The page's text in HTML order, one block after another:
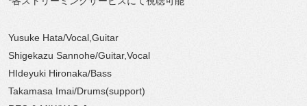
Yusuke Hata/Vocal,Guitar
Shigekazu Sannohe/Guitar,Vocal
HIdeyuki Hironaka/Bass
Takamasa Imai/Drums(support)